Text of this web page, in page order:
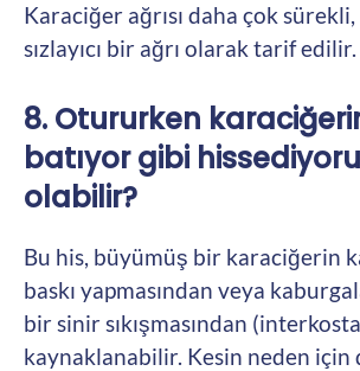
Karaciğer ağrısı daha çok
sızlayıcı bir ağrı olarak tarif edilir.
8. Otururken
batıyor gibi
olabilir?
Bu his, büyümüş bir karaciğerin
baskı yapmasından veya
bir sinir sıkışmasından
kaynaklanabilir. Kesin neden